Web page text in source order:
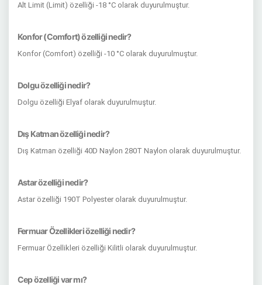
Alt Limit (Limit) özelliği -18 °C olarak duyurulmuştur.
Konfor (Comfort) özelliği nedir?
Konfor (Comfort) özelliği -10 °C olarak duyurulmuştur.
Dolgu özelliği nedir?
Dolgu özelliği Elyaf olarak duyurulmuştur.
Dış Katman özelliği nedir?
Dış Katman özelliği 40D Naylon 280T Naylon olarak duyurulmuştur.
Astar özelliği nedir?
Astar özelliği 190T Polyester olarak duyurulmuştur.
Fermuar Özellikleri özelliği nedir?
Fermuar Özellikleri özelliği Kilitli olarak duyurulmuştur.
Cep özelliği var mı?